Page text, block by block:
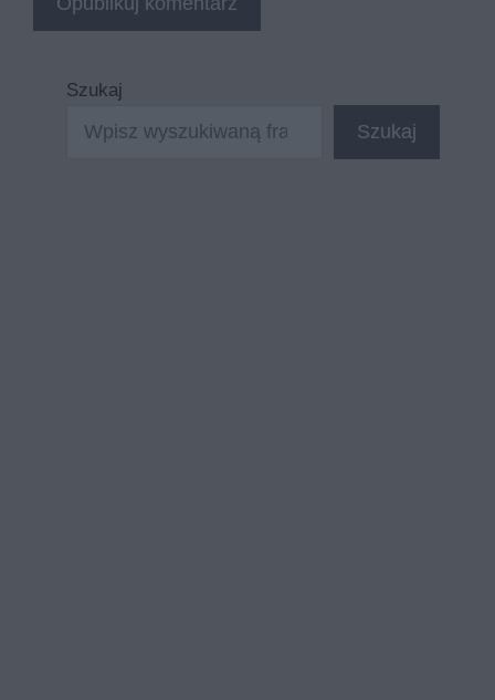
Szukaj
Szukaj